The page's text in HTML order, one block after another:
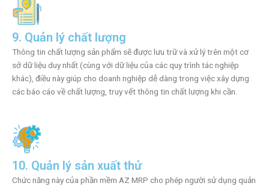
9. Quản lý chất lượng
Thông tin chất lượng sản phẩm sẽ được lưu trữ và xử lý trên một cơ
sở dữ liệu duy nhất (cùng với dữ liệu của các quy trình tác nghiệp
khác), điều này giúp cho doanh nghiệp dễ dàng trong việc xây dựng
các báo cáo về chất lượng, truy vết thông tin chất lượng khi cần.
10. Quản lý sản xuất thử
Chức năng này của phần mềm AZ MRP cho phép người sử dụng quản